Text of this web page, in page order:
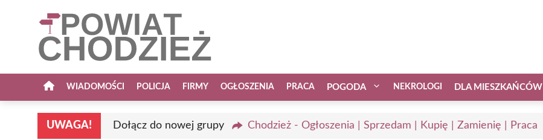
WIADOMOŚCI POLICJA FIRMY OGŁOSZENIA PRACA POGODA NEKROLOGI DLA MIESZKAŃCÓW
UWAGA! Dołącz do nowej grupy Chodzież - Ogłoszenia | Sprzedam | Kupię | Zamienię | Praca